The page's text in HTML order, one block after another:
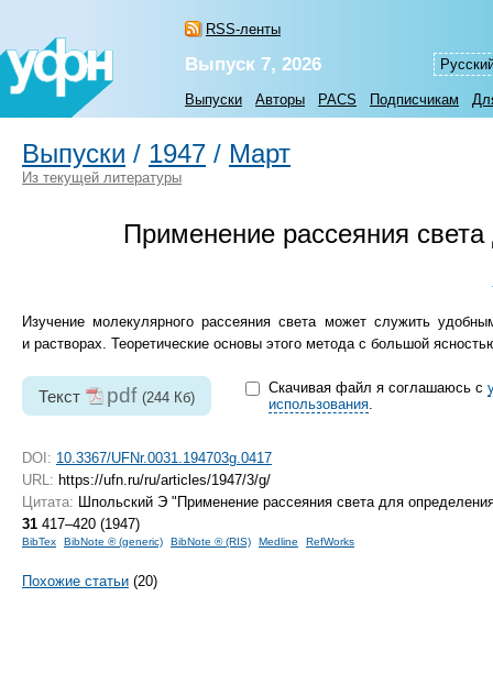
RSS-ленты
Выпуск 7, 2026
Выпуски Авторы PACS Подписчикам
Выпуски / 1947 / Март
Из текущей литературы
Применение рассеяния
Изучение молекулярного рассеяния света может служить
и растворах. Теоретические основы этого метода с большой
Текст pdf (244 Кб)
Скачивая файл я соглашаюсь с
использования.
DOI: 10.3367/UFNr.0031.194703g.0417
URL: https://ufn.ru/ru/articles/1947/3/g/
Цитата: Шпольский Э "Применение рассеяния света для
31 417–420 (1947)
BibTex BibNote ® (generic) BibNote ® (RIS) Medline RefWorks
Похожие статьи (20)